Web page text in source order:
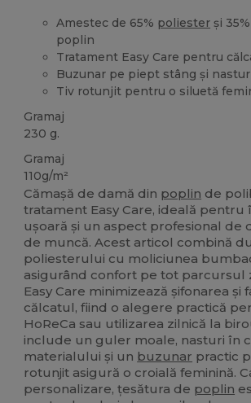
Amestec de 65% poliester și 35%
poplin
Tratament Easy Care pentru
Buzunar pe piept stâng și
Tiv rotunjit pentru o siluetă
Gramaj
230 g.
Gramaj
110g/m²
Cămașă de damă din poplin de
tratament Easy Care, ideală
ușoară și un aspect profesional de
de muncă. Acest articol combină
poliesterului cu moliciunea
asigurând confort pe tot parcursul
Easy Care minimizează șifonarea și
călcatul, fiind o alegere practică
HoReCa sau utilizarea zilnică la
include un guler moale, nasturi în
materialului și un buzunar practic
rotunjit asigură o croială feminină.
personalizare, țesătura de poplin